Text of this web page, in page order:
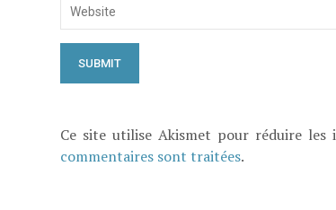
Ce site utilise Akismet pour réduire les
commentaires sont traitées.